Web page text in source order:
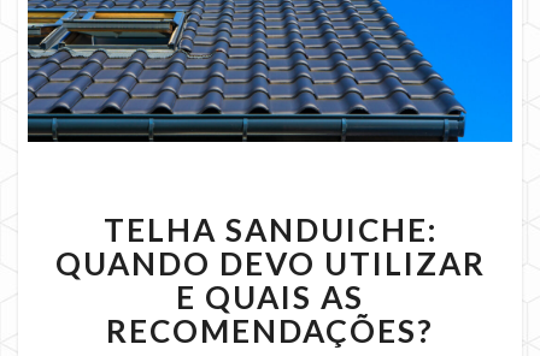
SANDUICHE:
QUANDO
DEVO
UTILIZAR
E
TELHA SANDUICHE:
QUANDO DEVO UTILIZAR
E QUAIS AS
RECOMENDAÇÕES?